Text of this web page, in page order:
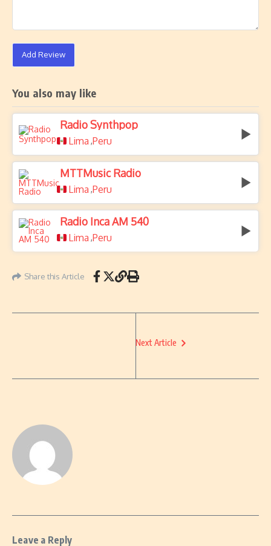
Add Review
You also may like
Radio Synthpop
Lima ,Peru
MTTMusic Radio
Lima ,Peru
Radio Inca AM 540
Lima ,Peru
Share this Article
Next Article
Leave a Reply